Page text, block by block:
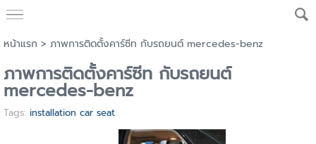
หน้าแรก > ภาพการติดตั้งคาร์ซีท กับรถยนต์ mercedes-benz
ภาพการติดตั้งคาร์ซีท กับรถยนต์
mercedes-benz
Tags: installation car seat